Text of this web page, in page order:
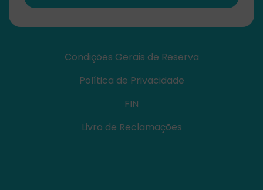
Condições Gerais de Reserva
Política de Privacidade
FIN
Livro de Reclamações